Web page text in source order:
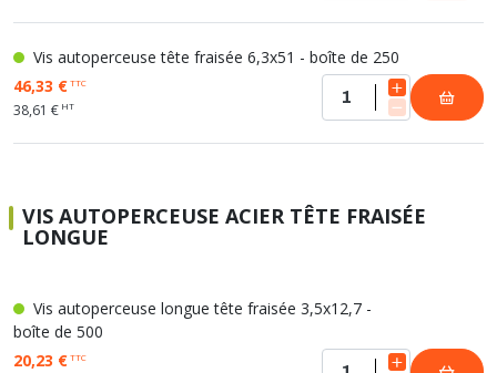
Vis autoperceuse tête fraisée 6,3x51 - boîte de 250
46,33 €TTC
38,61 € HT
VIS AUTOPERCEUSE ACIER TÊTE FRAISÉE
LONGUE
Vis autoperceuse longue tête fraisée 3,5x12,7 -
boîte de 500
20,23 €TTC